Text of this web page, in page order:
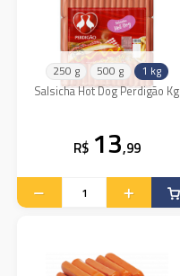
250 g 500 g 1 kg
Salsicha Hot Dog Perdigão Kg
R$ 13,99